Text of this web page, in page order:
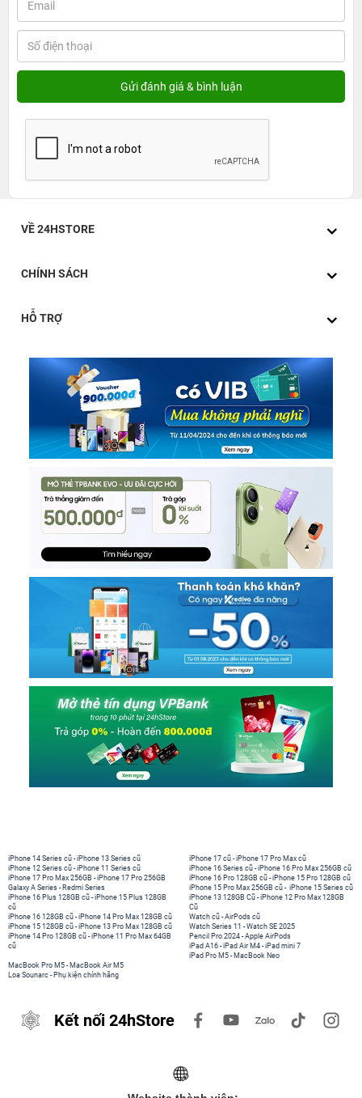
VỀ 24HSTORE
CHÍNH SÁCH
HỖ TRỢ
iPhone 14 Series cũ -iPhone 13 Series cũ
iPhone 12 Series cũ -iPhone 11 Series cũ
iPhone 17 Pro Max 256GB -iPhone 17 Pro 256GB
Galaxy A Series - Redmi Series
iPhone 17 cũ -iPhone 17 Pro Max cũ
iPhone 16 Series cũ - iPhone 16 Pro Max 256GB cũ
iPhone 16 Pro 128GB cũ -iPhone 15 Pro 128GB cũ
iPhone 15 Pro Max 256GB cũ - iPhone 15 Series cũ
iPhone 16 Plus 128GB cũ -iPhone 15 Plus 128GB
cũ
iPhone 16 128GB cũ -iPhone 14 Pro Max 128GB cũ
iPhone 15 128GB cũ -iPhone 13 Pro Max 128GB cũ
iPhone 14 Pro 128GB cũ -iPhone 11 Pro Max 64GB
cũ
iPhone 13 128GB Cũ -iPhone 12 Pro Max 128GB
Cũ
Watch cũ -AirPods cũ
Watch Series 11 -Watch SE 2025
Pencil Pro 2024 -Apple AirPods
iPad A16 -iPad Air M4 -iPad mini 7
iPad Pro M5 - MacBook Neo
MacBook Pro M5 - MacBook Air M5
Loa Sounarc - Phụ kiện chính hãng
Kết nối 24hStore